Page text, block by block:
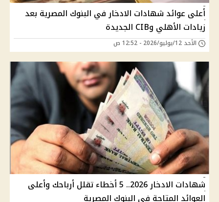
أعلى عوائد شهادات الادخار في البنوك المصرية بعد
زيادات الأهلي وCIB الجديدة
الأحد 12/يوليو/2026 - 12:52 ص
شهادات الادخار 2026.. 5 أخطاء تقلل أرباحك وأعلى
العوائد المتاحة في البنوك المصرية